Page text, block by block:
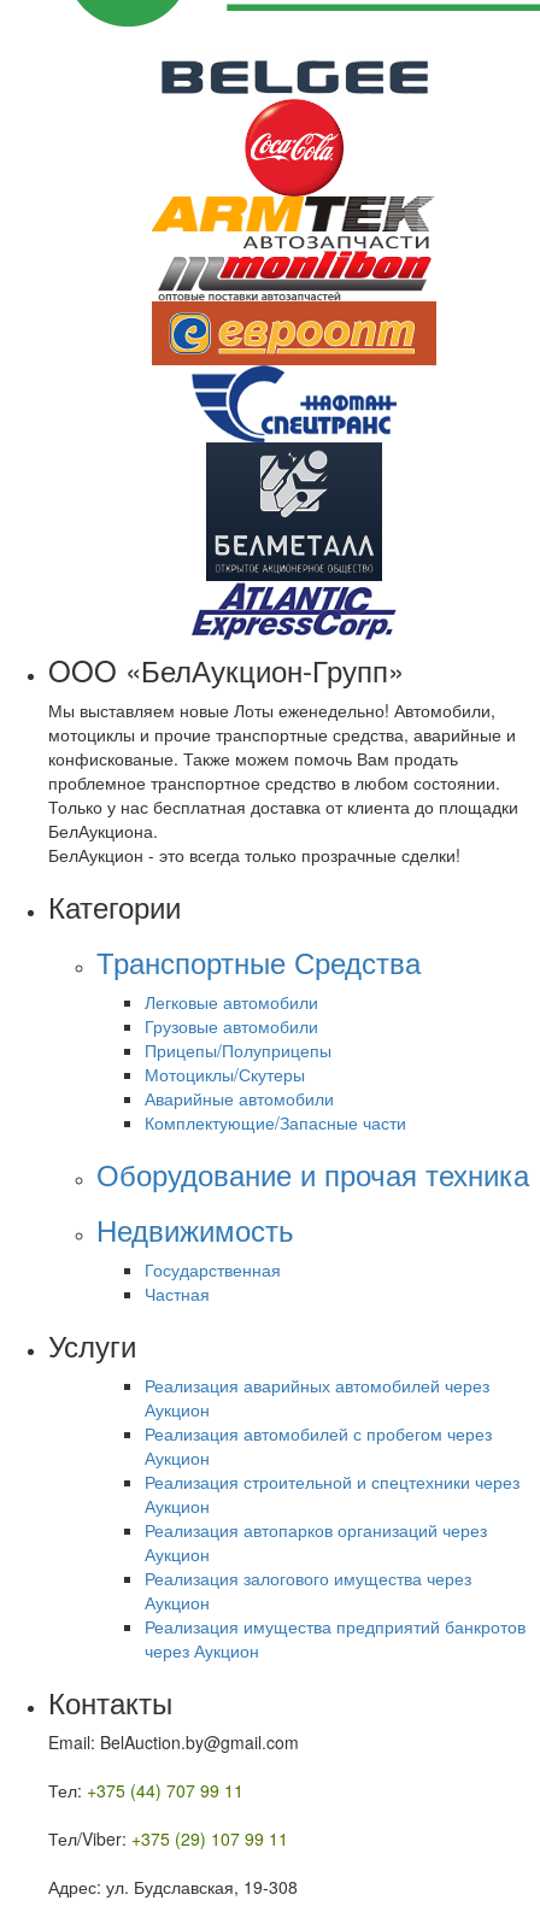
OOO «БелАукцион-Групп»
Мы выставляем новые Лоты еженедельно! Автомобили,
мотоциклы и прочие транспортные средства, аварийные и
конфискованые. Также можем помочь Вам продать
проблемное транспортное средство в любом состоянии.
Только у нас бесплатная доставка от клиента до площадки
БелАукциона.
БелАукцион - это всегда только прозрачные сделки!
Категории
Транспортные Средства
Легковые автомобили
Грузовые автомобили
Прицепы/Полуприцепы
Мотоциклы/Скутеры
Аварийные автомобили
Комплектующие/Запасные части
Оборудование и прочая техника
Недвижимость
Государственная
Частная
Услуги
Реализация аварийных автомобилей через
Аукцион
Реализация автомобилей с пробегом через
Аукцион
Реализация строительной и спецтехники через
Аукцион
Реализация автопарков организаций через
Аукцион
Реализация залогового имущества через
Аукцион
Реализация имущества предприятий банкротов
через Аукцион
Контакты
Email: BelAuction.by@gmail.com
Тел: +375 (44) 707 99 11
Тел/Viber: +375 (29) 107 99 11
Адрес: ул. Будславская, 19-308